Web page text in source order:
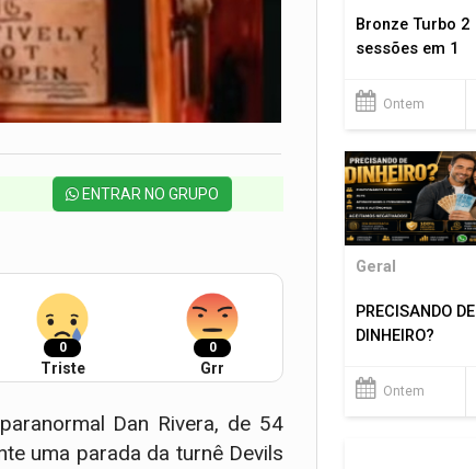
ENTRAR NO GRUPO
0
Triste
0
Grr
Dan Rivera, de 54
uma parada da turnê Devils
Bronze Turbo 2
sessões em 1
Ontem
Geral
PRECISANDO DE
DINHEIRO?
Ontem